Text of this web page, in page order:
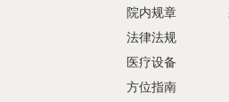
院内规章
法律法规
医疗设备
方位指南